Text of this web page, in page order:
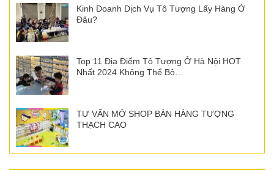
Kinh Doanh Dịch Vụ Tô Tượng Lấy Hàng Ở
Đâu?
Top 11 Địa Điểm Tô Tượng Ở Hà Nội HOT
Nhất 2024 Không Thể Bỏ…
TƯ VẤN MỞ SHOP BÁN HÀNG TƯỢNG
THẠCH CAO